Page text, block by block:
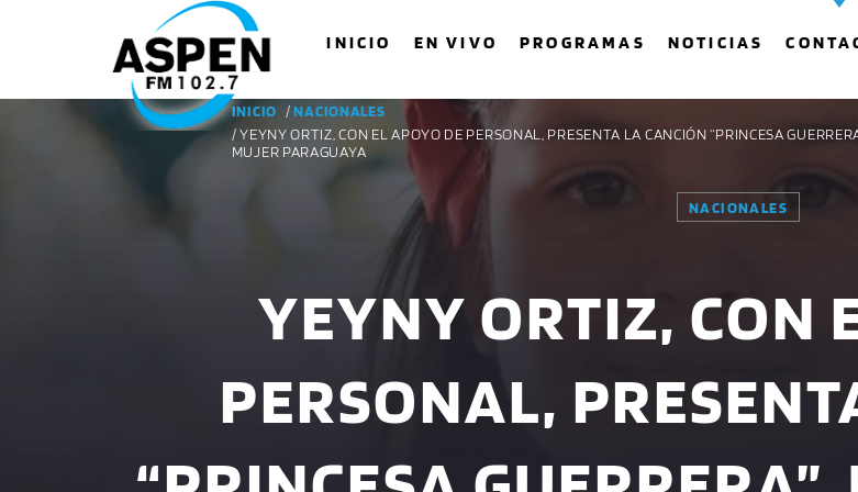
INICIO EN VIVO PROGRAMAS NOTICIAS
Twitter Facebook
INICIO /NACIONALES
/ YEYNY ORTIZ, CON EL APOYO DE PERSONAL, PRESENTA LA CANCIÓN “PRINCESA
MUJER PARAGUAYA
NACIONALES
YEYNY ORTIZ, CON
PERSONAL,